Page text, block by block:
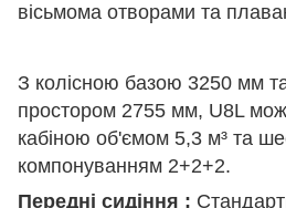
вісьмома отворами та
З колісною базою 3250 мм
простором 2755 мм, U8L
кабіною об'ємом 5,3 м³ та
компонуванням 2+2+2.
Передні сидіння :